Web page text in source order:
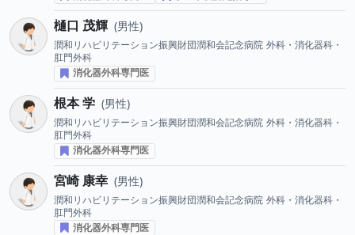
樋口 茂輝 男性
潤和リハビリテーション振興財団潤和会記念病院 外科・消化器科・
肛門外科
消化器外科専門医
根本 学 男性
潤和リハビリテーション振興財団潤和会記念病院 外科・消化器科・
肛門外科
消化器外科専門医
宮崎 康幸 男性
潤和リハビリテーション振興財団潤和会記念病院 外科・消化器科・
肛門外科
消化器外科専門医